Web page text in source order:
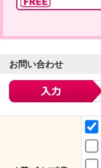
お問い合わせ